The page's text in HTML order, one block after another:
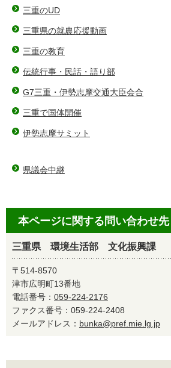
三重のUD
三重県の就農応援動画
三重の教育
伝統行事・民話・語り部
G7三重・伊勢志摩交通大臣会合
三重で国体開催
伊勢志摩サミット
県議会中継
本ページに関する問い合わせ先
三重県 環境生活部 文化振興課
〒514-8570
津市広明町13番地
電話番号： 059-224-2176
ファクス番号：059-224-2408
メールアドレス： bunka@pref.mie.lg.jp